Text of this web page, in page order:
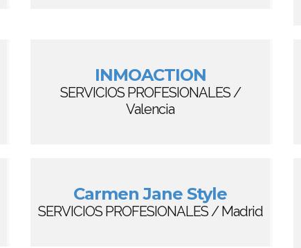
INMOACTION
SERVICIOS PROFESIONALES /
Valencia
Carmen Jane Style
SERVICIOS PROFESIONALES / Madrid